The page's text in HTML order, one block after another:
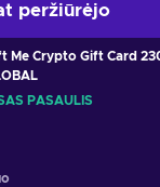
peržiūrėjo
Me Crypto Gift Card
PASAULIS